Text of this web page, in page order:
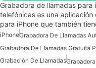
Grabadora de llamadas para
telefónicas es una
para iPhone que también
iPhone
Grabación De Llamadas